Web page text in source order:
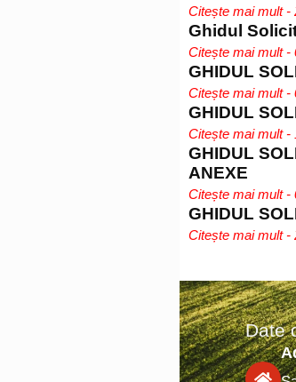
Citește mai mult -
Ghidul
Citește mai mult -
GHIDUL
Citește mai mult -
GHIDUL
Citește mai mult -
GHIDUL
ANEXE
Citește mai mult -
GHIDUL
Citește mai mult -
Date